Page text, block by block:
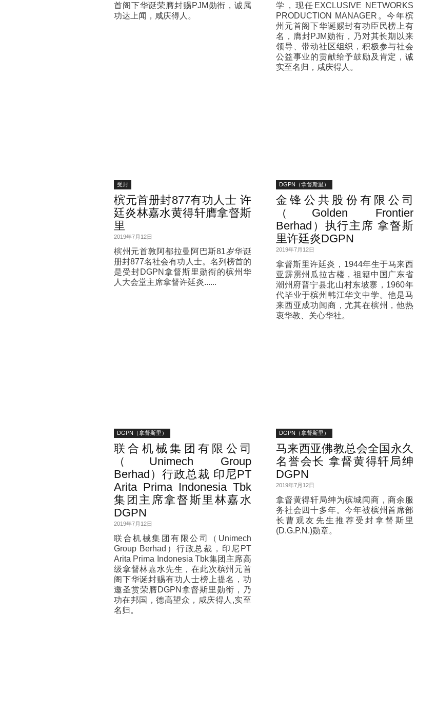
首阁下华诞荣膺封赐PJM勋衔，诚属
功达上闻，咸庆得人。
学，现任EXCLUSIVE NETWORKS
PRODUCTION MANAGER。今年槟
州元首阁下华诞赐封有功臣民榜上有
名，膺封PJM勋衔，乃对其长期以来
领导、带动社区组织，积极参与社会
公益事业的贡献给予鼓励及肯定，诚
实至名归，咸庆得人。
受封
槟元首册封877有功人士 许
廷炎林嘉水黄得轩膺拿督斯
里
2019年7月12日
槟州元首敦阿都拉曼阿巴斯81岁华诞
册封877名社会有功人士。名列榜首的
是受封DGPN拿督斯里勋衔的槟州华
人大会堂主席拿督许廷炎......
DGPN（拿督斯里）
金锋公共股份有限公司
（Golden Frontier
Berhad）执行主席 拿督斯
里许廷炎DGPN
2019年7月12日
拿督斯里许廷炎，1944年生于马来西
亚霹雳州瓜拉古楼，祖籍中国广东省
潮州府普宁县北山村东坡寨，1960年
代毕业于槟州韩江华文中学。他是马
来西亚成功闻商，尤其在槟州，他热
衷华教、关心华社。
DGPN（拿督斯里）
联合机械集团有限公司
（Unimech Group
Berhad）行政总裁 印尼PT
Arita Prima Indonesia Tbk
集团主席拿督斯里林嘉水
DGPN
2019年7月12日
联合机械集团有限公司（Unimech
Group Berhad）行政总裁，印尼PT
Arita Prima Indonesia Tbk集团主席高
级拿督林嘉水先生，在此次槟州元首
阁下华诞封赐有功人士榜上提名，功
邀圣赏荣膺DGPN拿督斯里勋衔，乃
功在邦国，德高望众，咸庆得人,实至
名归。
DGPN（拿督斯里）
马来西亚佛教总会全国永久
名誉会长 拿督黄得轩局绅
DGPN
2019年7月12日
拿督黄得轩局绅为槟城闻商，商余服
务社会四十多年。今年被槟州首席部
长曹观友先生推荐受封拿督斯里
(D.G.P.N.)勋章。